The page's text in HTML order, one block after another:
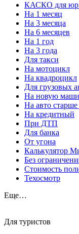
КАСКО для юр
На 1 месяц
На 3 месяца
На 6 месяцев
На 1 год
На 3 года
Для такси
На мотоцикл
На квадроцикл
Для грузовых
На новую
На авто старше
На кредитный
При ДТП
Для банка
От угона
Калькулятор
Без
Стоимость
Техосмотр
Еще…
Для туристов